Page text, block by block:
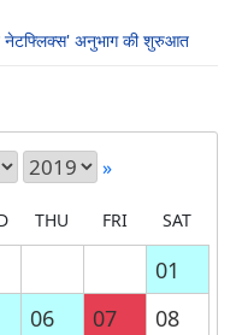
नेटफ्लिक्स' अनुभाग की शुरुआत
»
THU FRI SAT
01
06 07
08